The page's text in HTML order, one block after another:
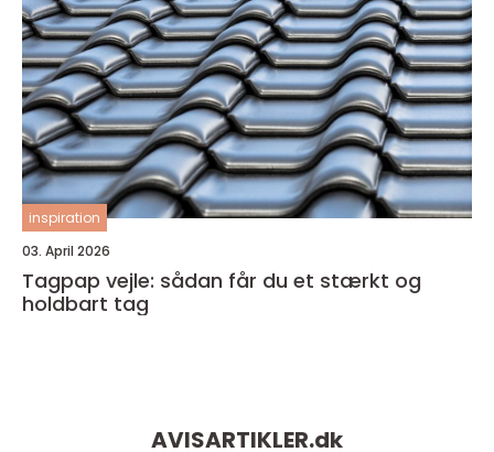
inspiration
03. April 2026
Tagpap vejle: sådan får du et stærkt og
holdbart tag
AVISARTIKLER.dk